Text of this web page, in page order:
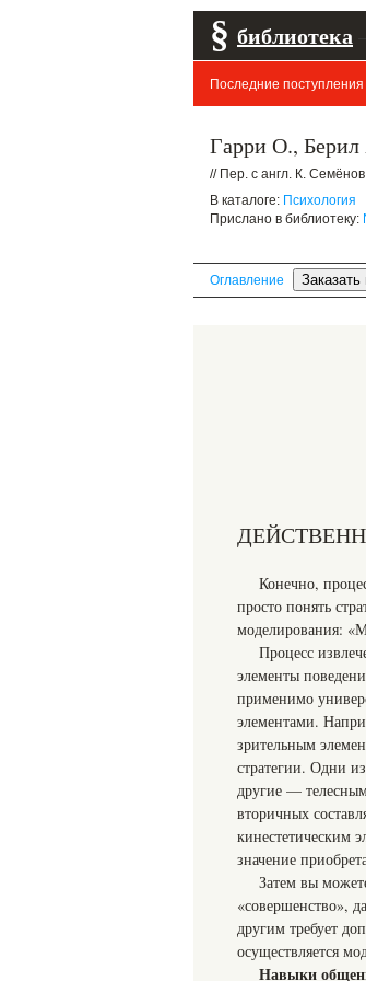
§ библиотека
Последние поступления
Гарри О., Берил
// Пер. с англ. К.
В каталоге: Психология
Прислано в библиотеку:
Оглавление
Конечно,
просто понять
моделирования:
Процесс
элементы
применимо
элементами.
зрительным
стратегии. Одни
другие —
вторичных
кинестетическим
значение
Затем вы
«совершенство»,
другим требует
осуществляется
Навыки